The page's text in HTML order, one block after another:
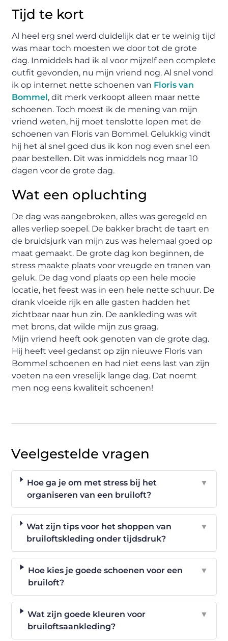
Tijd te kort
Al heel erg snel werd duidelijk dat er te weinig tijd
was maar toch moesten we door tot de grote
dag. Inmiddels had ik al voor mijzelf een complete
outfit gevonden, nu mijn vriend nog. Al snel vond
ik op internet nette schoenen van Floris van
Bommel, dit merk verkoopt alleen maar nette
schoenen. Toch moest ik de mening van mijn
vriend weten, hij moet tenslotte lopen met de
schoenen van Floris van Bommel. Gelukkig vindt
hij het al snel goed dus ik kon nog even snel een
paar bestellen. Dit was inmiddels nog maar 10
dagen voor de grote dag.
Wat een opluchting
De dag was aangebroken, alles was geregeld en
alles verliep soepel. De bakker bracht de taart en
de bruidsjurk van mijn zus was helemaal goed op
maat gemaakt. De grote dag kon beginnen, de
stress maakte plaats voor vreugde en tranen van
geluk. De dag vond plaats op een hele mooie
locatie, het feest was in een hele nette schuur. De
drank vloeide rijk en alle gasten hadden het
zichtbaar naar hun zin. De aankleding was wit
met brons, dat wilde mijn zus graag.
Mijn vriend heeft ook genoten van de grote dag.
Hij heeft veel gedanst op zijn nieuwe Floris van
Bommel schoenen en had niet eens last van zijn
voeten na een vreselijk lange dag. Dat noemt
men nog eens kwaliteit schoenen!
Veelgestelde vragen
Hoe ga je om met stress bij het
organiseren van een bruiloft?
▼
Wat zijn tips voor het shoppen van
bruiloftskleding onder tijdsdruk?
▼
Hoe kies je goede schoenen voor een
bruiloft?
▼
Wat zijn goede kleuren voor
bruiloftsaankleding?
▼